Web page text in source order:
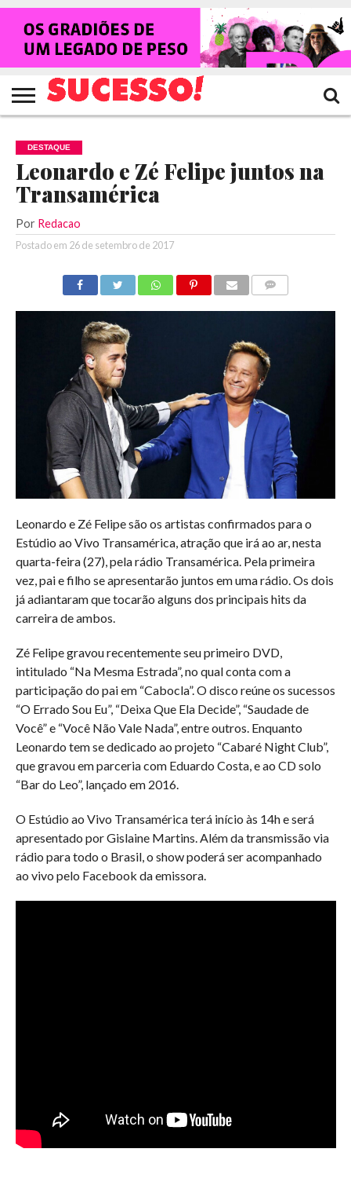
HOME
NOTÍCIAS
SHOWS
ENTREVISTAS
CLIQUES
RANKING
CROWLEY
TV
SUCESSO!
REVISTA
SUCESSO!
DESTAQUE
Leonardo e Zé Felipe juntos na
Transamérica
Por Redacao
Postado em 26 de setembro de 2017
Leonardo e Zé Felipe são os artistas confirmados para o
Estúdio ao Vivo Transamérica, atração que irá ao ar, nesta
quarta-feira (27), pela rádio Transamérica. Pela primeira
vez, pai e filho se apresentarão juntos em uma rádio. Os dois
já adiantaram que tocarão alguns dos principais hits da
carreira de ambos.
Zé Felipe gravou recentemente seu primeiro DVD,
intitulado “Na Mesma Estrada”, no qual conta com a
participação do pai em “Cabocla”. O disco reúne os sucessos
“O Errado Sou Eu”, “Deixa Que Ela Decide”, “Saudade de
Você” e “Você Não Vale Nada”, entre outros. Enquanto
Leonardo tem se dedicado ao projeto “Cabaré Night Club”,
que gravou em parceria com Eduardo Costa, e ao CD solo
“Bar do Leo”, lançado em 2016.
O Estúdio ao Vivo Transamérica terá início às 14h e será
apresentado por Gislaine Martins. Além da transmissão via
rádio para todo o Brasil, o show poderá ser acompanhado
ao vivo pelo Facebook da emissora.